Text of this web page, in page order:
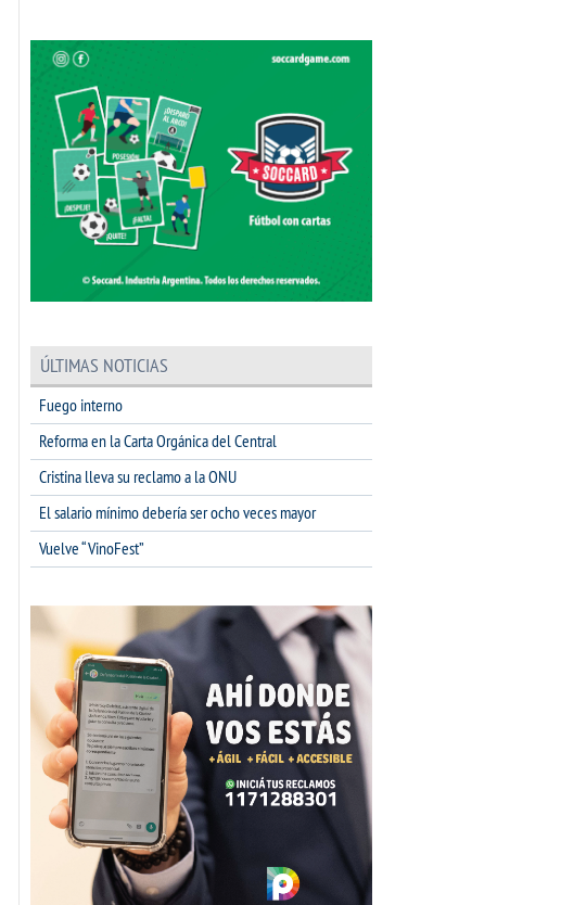
ÚLTIMAS NOTICIAS
Fuego interno
Reforma en la Carta Orgánica del Central
Cristina lleva su reclamo a la ONU
El salario mínimo debería ser ocho veces mayor
Vuelve “VinoFest”